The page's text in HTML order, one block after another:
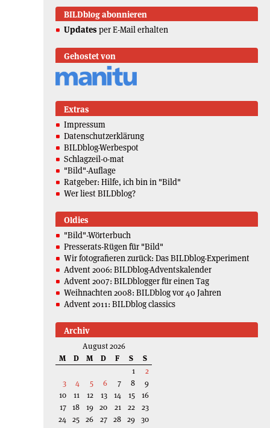
BILDblog abonnieren
Updates per E-Mail erhalten
Gehostet von
Extras
Impressum
Datenschutzerklärung
BILDblog-Werbespot
Schlagzeil-o-mat
"Bild"-Auflage
Ratgeber: Hilfe, ich bin in "Bild"
Wer liest BILDblog?
Oldies
"Bild"-Wörterbuch
Presserats-Rügen für "Bild"
Wir fotografieren zurück: Das BILDblog-Experiment
Advent 2006: BILDblog-Adventskalender
Advent 2007: BILDblogger für einen Tag
Weihnachten 2008: BILDblog vor 40 Jahren
Advent 2011: BILDblog classics
Archiv
August 2026
M
D M D F S
S
1
2
3
4 5 6 7 8
9
10
11 12 13 14 15
16
17 18 19 20 21 22
23
24 25 26 27 28 29 30